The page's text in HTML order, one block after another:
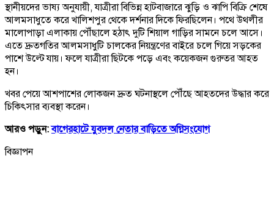
স্থানীয়দের ভাষ্য অনুযায়ী, যাত্রীরা বিভিন্ন হাটবাজারে ঝুড়ি ও ঝাপি বিক্রি শেষে
আলমসাধুতে করে খালিশপুর থেকে দর্শনার দিকে ফিরছিলেন। পথে উথলীর
মালোপাড়া এলাকায় পৌঁছালে হঠাৎ দুটি শিয়াল গাড়ির সামনে চলে আসে।
এতে দ্রুতগতির আলমসাধুটি চালকের নিয়ন্ত্রণের বাইরে চলে গিয়ে সড়কের
পাশে উল্টে যায়। ফলে যাত্রীরা ছিটকে পড়ে এবং কয়েকজন গুরুতর আহত
হন।
খবর পেয়ে আশপাশের লোকজন দ্রুত ঘটনাস্থলে পৌঁছে আহতদের উদ্ধার করে
চিকিৎসার ব্যবস্থা করেন।
আরও পড়ুন:বাগেরহাটে যুবদল নেতার বাড়িতে অগ্নিসংযোগ
বিজ্ঞাপন